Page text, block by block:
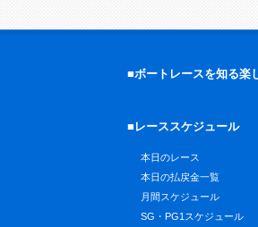
■ボートレースを知る楽
■レーススケジュール
本日のレース
本日の払戻金一覧
月間スケジュール
SG・PG1スケジュール